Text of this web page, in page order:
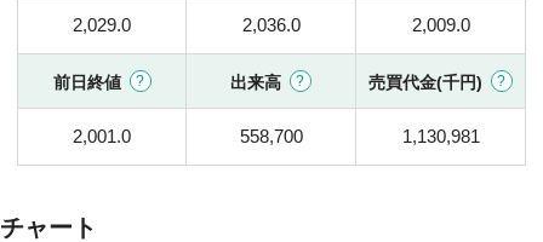
2,029.0 2,036.0 2,009.0
前日終値 出来高 売買代金(千円)
2,001.0 558,700 1,130,981
チャート